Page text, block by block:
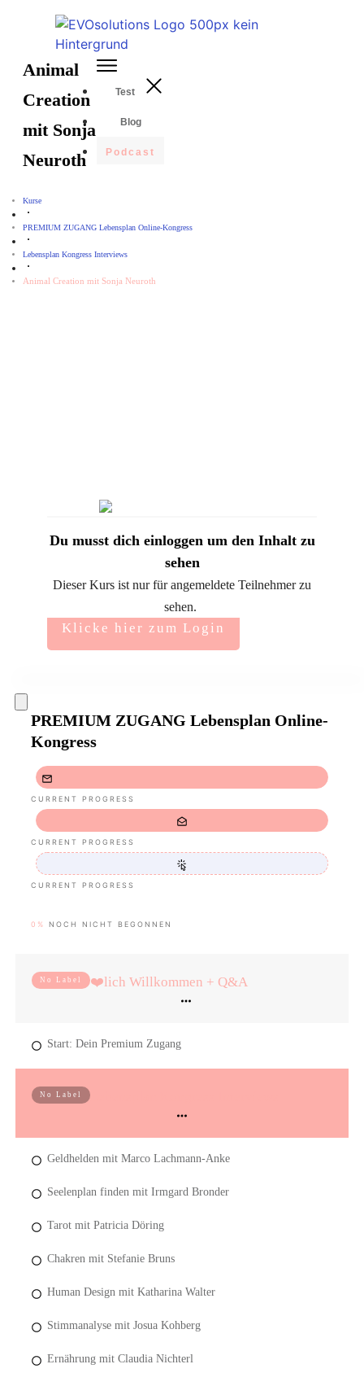
Test
Blog
Podcast
Animal
Creation
mit Sonja
Neuroth
Kurse
PREMIUM ZUGANG Lebensplan Online-Kongress
Lebensplan Kongress Interviews
Animal Creation mit Sonja Neuroth
Du musst dich einloggen um den Inhalt zu
sehen
Dieser Kurs ist nur für angemeldete Teilnehmer zu
sehen.
Klicke hier zum Login
PREMIUM ZUGANG Lebensplan Online-
Kongress
CURRENT PROGRESS
CURRENT PROGRESS
CURRENT PROGRESS
0% NOCH NICHT BEGONNEN
No Label ❤️lich Willkommen + Q&A
Start: Dein Premium Zugang
No Label
Geldhelden mit Marco Lachmann-Anke
Seelenplan finden mit Irmgard Bronder
Tarot mit Patricia Döring
Chakren mit Stefanie Bruns
Human Design mit Katharina Walter
Stimmanalyse mit Josua Kohberg
Ernährung mit Claudia Nichterl